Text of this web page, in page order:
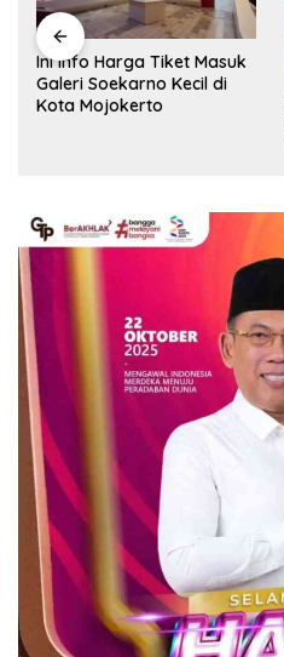
Ini Info Harga Tiket Masuk
Galeri Soekarno Kecil di
Kota Mojokerto